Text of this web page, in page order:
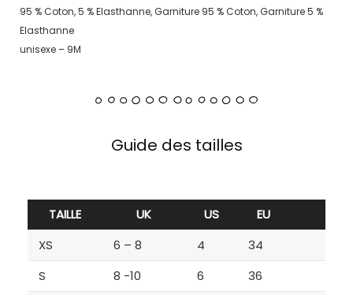
95 % Coton, 5 % Elasthanne, Garniture 95 % Coton, Garniture 5 %
Elasthanne
unisexe – 9M
Guide des tailles
TAILLE UK US
EU
XS
6 – 8 4
34
S
8 -10 6
36